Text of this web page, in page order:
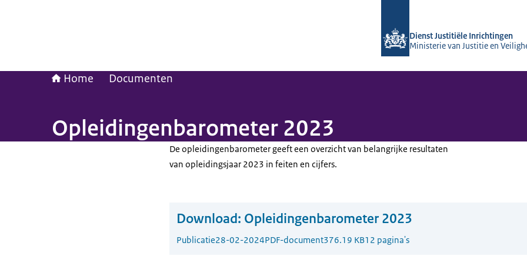
Dienst Justitiële Inrichtingen
Ministerie van Justitie en
Home Documenten
Opleidingenbarometer 2023
De opleidingenbarometer geeft een overzicht van belangrijke resultaten
van opleidingsjaar 2023 in feiten en cijfers.
Download: Opleidingenbarometer 2023
Publicatie28-02-2024PDF-document376.19 KB12 pagina's